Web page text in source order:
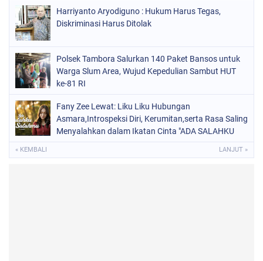
Harriyanto Aryodiguno : Hukum Harus Tegas,
Diskriminasi Harus Ditolak
Polsek Tambora Salurkan 140 Paket Bansos untuk
Warga Slum Area, Wujud Kepedulian Sambut HUT
ke-81 RI
Fany Zee Lewat: Liku Liku Hubungan
Asmara,Introspeksi Diri, Kerumitan,serta Rasa Saling
Menyalahkan dalam Ikatan Cinta "ADA SALAHKU
« KEMBALI LANJUT »